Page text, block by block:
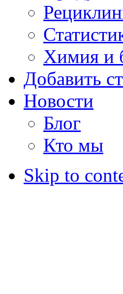
Химия и
Добавить
Новости
Блог
Кто мы
Skip to